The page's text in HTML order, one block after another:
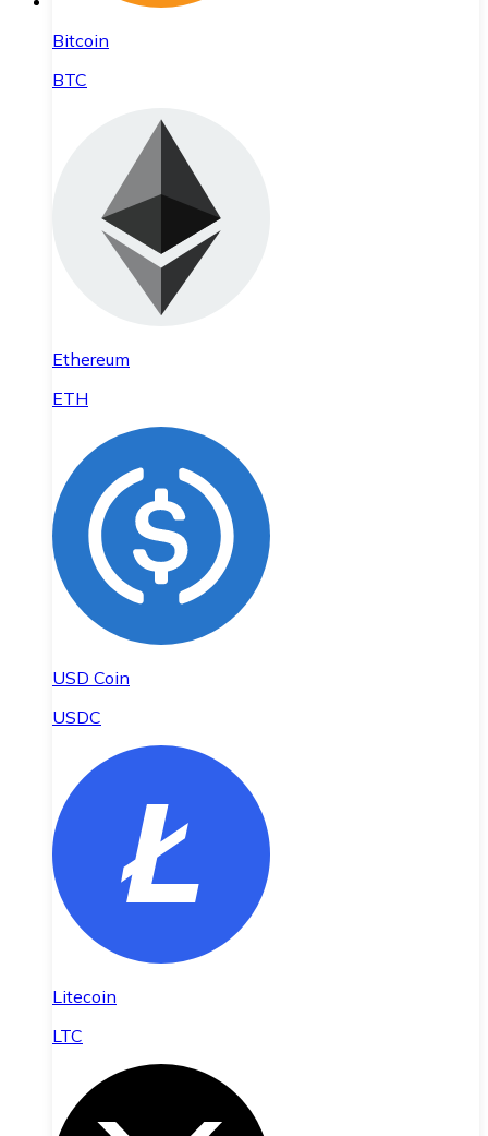
Bitcoin
BTC
Ethereum
ETH
USD Coin
USDC
Litecoin
LTC